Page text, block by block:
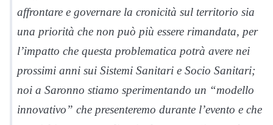
affrontare e governare la cronicità sul territorio sia
una priorità che non può più essere rimandata, per
l’impatto che questa problematica potrà avere nei
prossimi anni sui Sistemi Sanitari e Socio Sanitari;
noi a Saronno stiamo sperimentando un “modello
innovativo” che presenteremo durante l’evento e che